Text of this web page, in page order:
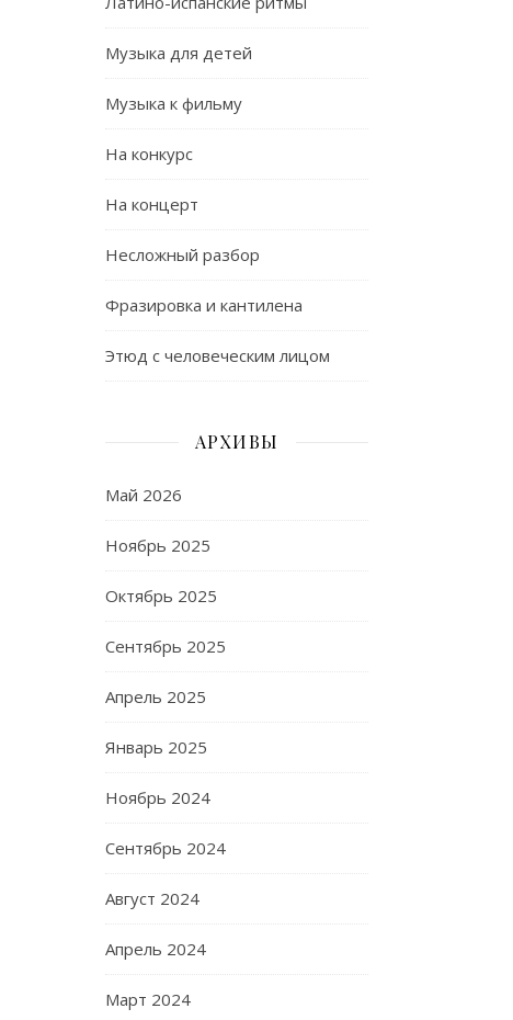
Музыка для детей
Музыка к фильму
На конкурс
На концерт
Несложный разбор
Фразировка и кантилена
Этюд с человеческим лицом
АРХИВЫ
Май 2026
Ноябрь 2025
Октябрь 2025
Сентябрь 2025
Апрель 2025
Январь 2025
Ноябрь 2024
Сентябрь 2024
Август 2024
Апрель 2024
Март 2024